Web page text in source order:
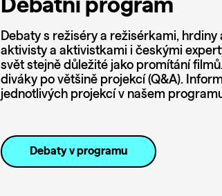
Debatní program
Debaty s režiséry a režisérkami,
aktivisty a aktivistkami i českými
svět stejně důležité jako promítání
diváky po většině projekcí (Q&A).
jednotlivých projekcí v našem
Debaty v programu